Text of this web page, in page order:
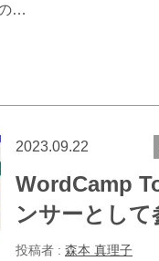
…
2023.09.22
WordCamp
ンサーとして
投稿者 : 森本 真理子